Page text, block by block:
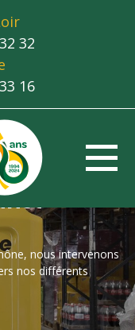
32
16
nous intervenons
nos différents